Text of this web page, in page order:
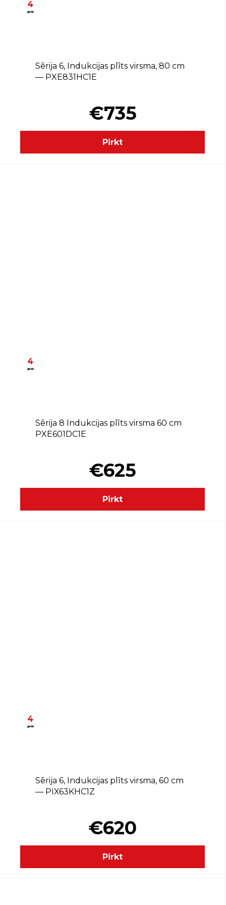
4
gadu
Sērija 6, Indukcijas plīts virsma, 80 cm
— PXE831HC1E
€735
Pirkt
4
gadu
Sērija 8 Indukcijas plīts virsma 60 cm
PXE601DC1E
€625
Pirkt
4
gadu
Sērija 6, Indukcijas plīts virsma, 60 cm
— PIX63KHC1Z
€620
Pirkt